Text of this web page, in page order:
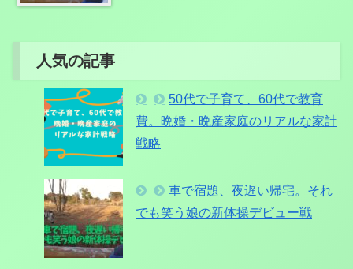
人気の記事
50代で子育て、60代で教育
費。晩婚・晩産家庭のリアルな家計
戦略
車で宿題、夜遅い帰宅。それ
でも笑う娘の新体操デビュー戦